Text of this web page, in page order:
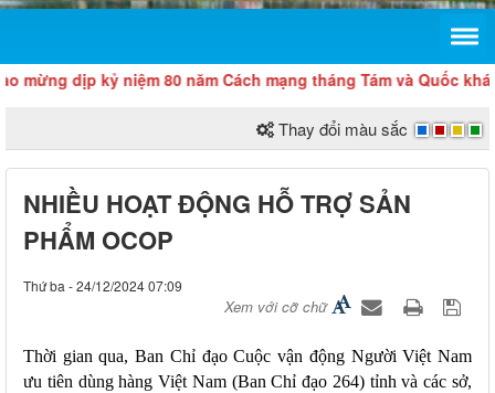
dịp kỷ niệm 80 năm Cách mạng tháng Tám và Quốc khánh 2/9
Thay đổi màu sắc
NHIỀU HOẠT ĐỘNG HỖ TRỢ SẢN
PHẨM OCOP
Thứ ba - 24/12/2024 07:09
Xem với cỡ chữ
Thời gian qua, Ban Chỉ đạo Cuộc vận động Người Việt Nam
ưu tiên dùng hàng Việt Nam (Ban Chỉ đạo 264) tỉnh và các sở,